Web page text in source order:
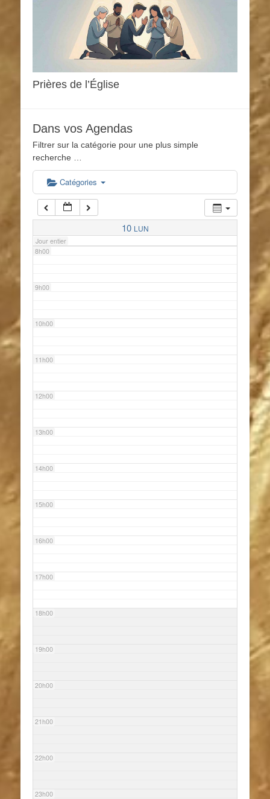
Prières de l’Église
Dans vos Agendas
Filtrer sur la catégorie pour une plus simple
recherche …
Catégories
10 LUN
Jour entier
5h00
6h00
7h00
8h00
9h00
10h00
11h00
12h00
13h00
14h00
15h00
16h00
17h00
18h00
19h00
20h00
21h00
22h00
23h00